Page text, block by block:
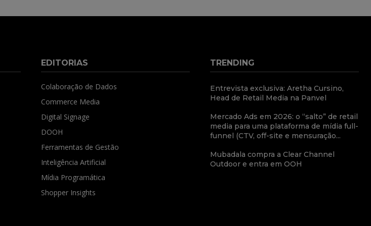
EDITORIAS
Colaboração de Dados
Commerce Media
Digital Signage
DOOH
Ferramentas de Gestão
Inteligência Artificial
Mídia Programática
Shopper Insights
TRENDING
Entrevista exclusiva: Aretha Cursino,
Head de Retail Media na Panvel
Mercado Ads em 2026: o “salto” de retail
media para uma plataforma de mídia full-
funnel (CTV, off-site e mensuração...
Mubadala compra a Clear Channel
Outdoor e entra em OOH